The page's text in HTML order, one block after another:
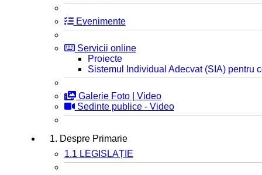
Evenimente
Servicii online
Proiecte
Sistemul Individual Adecvat (SIA) pentru
Galerie Foto | Video
Sedinte publice - Video
1. Despre Primarie
1.1 LEGISLAȚIE